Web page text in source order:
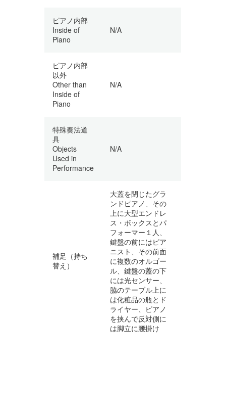
ピアノ内部
Inside of
Piano
N/A
ピアノ内部
以外
Other than
Inside of
Piano
N/A
特殊奏法道
具
Objects
Used in
Performance
N/A
補足（持ち
替え）
大蓋を閉じたグラ
ンドピアノ、その
上に大型エンドレ
ス・ボックスとパ
フォーマー１人、
鍵盤の前にはピア
ニスト、その前面
に複数のオルゴー
ル、鍵盤の蓋の下
には光センサー、
脇のテーブル上に
は化粧品の瓶とド
ライヤー、ピアノ
を挟んで反対側に
は脚立に腰掛け